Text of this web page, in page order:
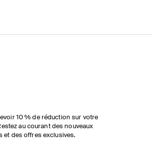
10 % de réduction sur votre
au courant des nouveaux
et des offres exclusives.